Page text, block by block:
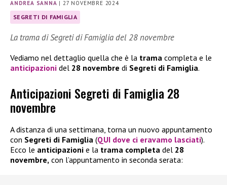
ANDREA SANNA |27 NOVEMBRE 2024
SEGRETI DI FAMIGLIA
La trama di Segreti di Famiglia del 28 novembre
Vediamo nel dettaglio quella che è la trama completa e le
anticipazioni del 28 novembre di Segreti di Famiglia.
Anticipazioni Segreti di Famiglia 28
novembre
A distanza di una settimana, torna un nuovo appuntamento
con Segreti di Famiglia (QUI dove ci eravamo lasciati).
Ecco le anticipazioni e la trama completa del 28
novembre, con l’appuntamento in seconda serata: